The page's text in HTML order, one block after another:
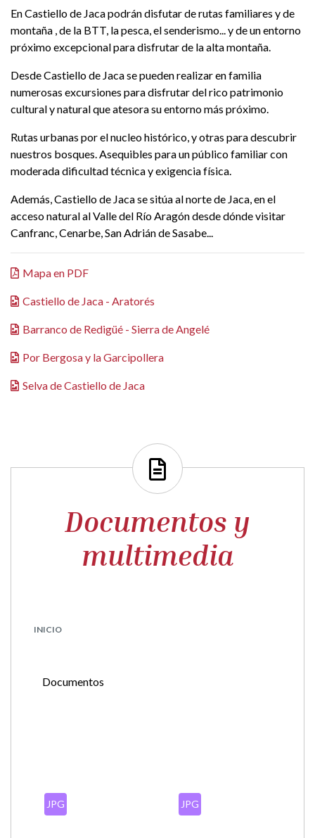
En Castiello de Jaca podrán disfutar de rutas familiares y de
montaña , de la BTT, la pesca, el senderismo... y de un entorno
próximo excepcional para disfrutar de la alta montaña.
Desde Castiello de Jaca se pueden realizar en familia
numerosas excursiones para disfrutar del rico patrimonio
cultural y natural que atesora su entorno más próximo.
Rutas urbanas por el nucleo histórico, y otras para descubrir
nuestros bosques. Asequibles para un público familiar con
moderada dificultad técnica y exigencia física.
Además, Castiello de Jaca se sitúa al norte de Jaca, en el
acceso natural al Valle del Río Aragón desde dónde visitar
Canfranc, Cenarbe, San Adrián de Sasabe...
Mapa en PDF
Castiello de Jaca - Aratorés
Barranco de Redigüé - Sierra de Angelé
Por Bergosa y la Garcipollera
Selva de Castiello de Jaca
Documentos y
multimedia
INICIO
Documentos
JPG JPG